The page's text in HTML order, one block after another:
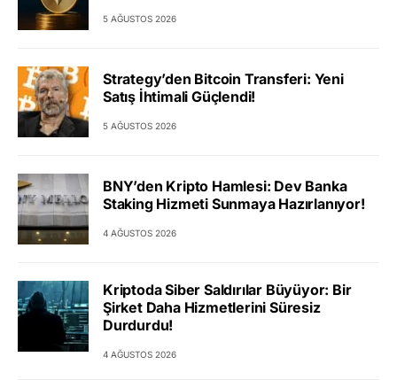
5 AĞUSTOS 2026
Strategy’den Bitcoin Transferi: Yeni
Satış İhtimali Güçlendi!
5 AĞUSTOS 2026
BNY’den Kripto Hamlesi: Dev Banka
Staking Hizmeti Sunmaya Hazırlanıyor!
4 AĞUSTOS 2026
Kriptoda Siber Saldırılar Büyüyor: Bir
Şirket Daha Hizmetlerini Süresiz
Durdurdu!
4 AĞUSTOS 2026